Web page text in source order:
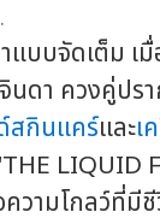
แบบจัดเต็ม
ดา ควงคู่ปร
สกินแคร์และเ
วามโกลว์ที่